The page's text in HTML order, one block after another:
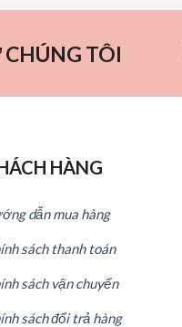
TÔI
HÀNG
dẫn mua hàng
sách thanh toán
sách vận chuyển
sách đổi trả hàng